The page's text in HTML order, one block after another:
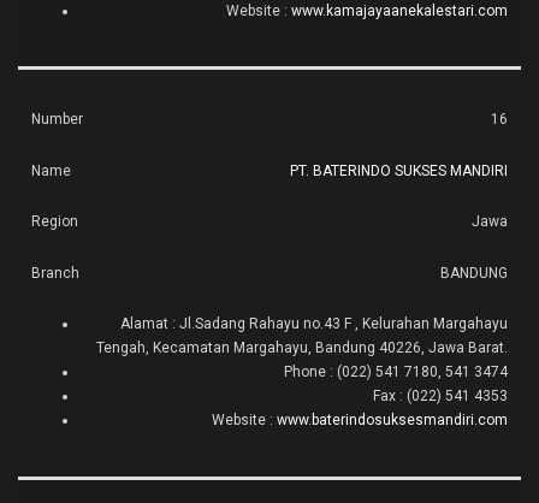
Website : www.kamajayaanekalestari.com
16
PT. BATERINDO SUKSES MANDIRI
Jawa
BANDUNG
Alamat : Jl.Sadang Rahayu no.43 F , Kelurahan Margahayu
Tengah, Kecamatan Margahayu, Bandung 40226, Jawa Barat.
Phone : (022) 541 7180, 541 3474
Fax : (022) 541 4353
Website : www.baterindosuksesmandiri.com